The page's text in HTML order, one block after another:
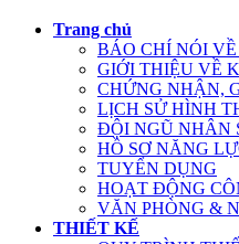
Trang chủ
BÁO CHÍ NÓI
GIỚI THIỆU VỀ
CHỨNG NHẬN,
LỊCH SỬ HÌNH
ĐỘI NGŨ NHÂN
HỒ SƠ NĂNG
TUYỂN DỤNG
HOẠT ĐỘNG
VĂN PHÒNG &
THIẾT KẾ